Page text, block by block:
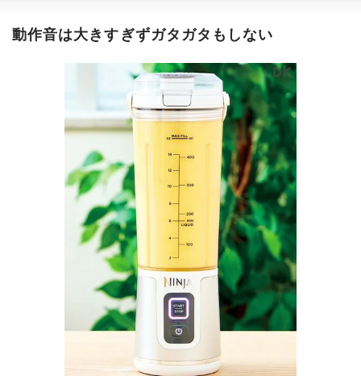
動作音は大きすぎずガタガタもしない